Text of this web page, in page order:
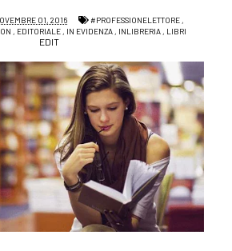
01, 2016 #PROFESSIONELETTORE ,
, EDITORIALE , IN EVIDENZA , INLIBRERIA , LIBRI
EDIT